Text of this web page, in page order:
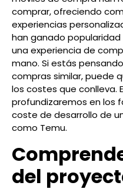
comprar, ofreciendo
experiencias
han ganado popularidad
una experiencia de
mano. Si estás
compras similar, puede
los costes que conlleva.
profundizaremos en los
coste de desarrollo de
como Temu.
del